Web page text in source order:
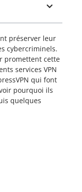
préserver leur
cybercriminels.
promettent cette
services VPN
qui font
pourquoi ils
quelques